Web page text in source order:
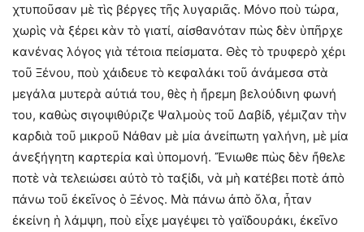
χτυποῦσαν μὲ τὶς βέργες τῆς λυγαριᾶς. Μόνο ποὺ τώρα,
χωρὶς νὰ ξέρει κὰν τὸ γιατί, αἰσθανόταν πὼς δὲν ὑπῆρχε
κανένας λόγος γιὰ τέτοια πείσματα. Θὲς τὸ τρυφερὸ χέρι
τοῦ Ξένου, ποὺ χάιδευε τὸ κεφαλάκι τοῦ ἀνάμεσα στὰ
μεγάλα μυτερὰ αὐτιά του, θὲς ἡ ἤρεμη βελούδινη φωνή
του, καθὼς σιγοψιθύριζε Ψαλμοὺς τοῦ Δαβίδ, γέμιζαν τὴν
καρδιὰ τοῦ μικροῦ Νάθαν μὲ μία ἀνείπωτη γαλήνη, μὲ μία
ἀνεξήγητη καρτερία καὶ ὑπομονή. Ἔνιωθε πὼς δὲν ἤθελε
ποτὲ νὰ τελειώσει αὐτὸ τὸ ταξίδι, νὰ μὴ κατέβει ποτὲ ἀπὸ
πάνω τοῦ ἐκεῖνος ὁ Ξένος. Μὰ πάνω ἀπὸ ὅλα, ἦταν
ἐκείνη ἡ λάμψη, ποὺ εἶχε μαγέψει τὸ γαϊδουράκι, ἐκεῖνο